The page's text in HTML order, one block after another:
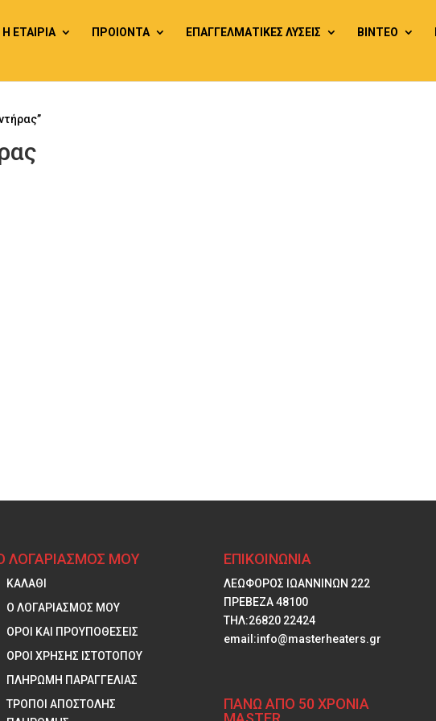
Η ΕΤΑΙΡΙΑ ΠΡΟΙΟΝΤΑ ΕΠΑΓΓΕΛΜΑΤΙΚΕΣ ΛΥΣΕΙΣ ΒΙΝΤΕΟ
ΛΟΓΑΡΙΑΣΜΟΣ ΜΟΥ
ΚΑΛΑΘΙ
Ο ΛΟΓΑΡΙΑΣΜΟΣ ΜΟΥ
ΟΡΟΙ ΚΑΙ ΠΡΟΥΠΟΘΕΣΕΙΣ
ΟΡΟΙ ΧΡΗΣΗΣ ΙΣΤΟΤΟΠΟΥ
ΠΛΗΡΩΜΗ ΠΑΡΑΓΓΕΛΙΑΣ
ΤΡΟΠΟΙ ΑΠΟΣΤΟΛΗΣ
ΕΠΙΚΟΙΝΩΝΙΑ
ΛΕΩΦΟΡΟΣ ΙΩΑΝΝΙΝΩΝ 222
ΠΡΕΒΕΖΑ 48100
ΤΗΛ:26820 22424
email:info@masterheaters.gr
ΠΑΝΩ ΑΠΟ 50 ΧΡΟΝΙΑ